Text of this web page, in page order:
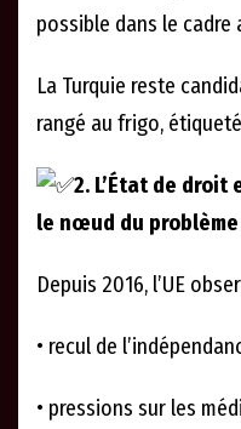
possible dans le cadre
La Turquie reste
rangé au frigo,
2. L’État de
le nœud du problème
Depuis 2016, l’UE
• recul de
• pressions sur les